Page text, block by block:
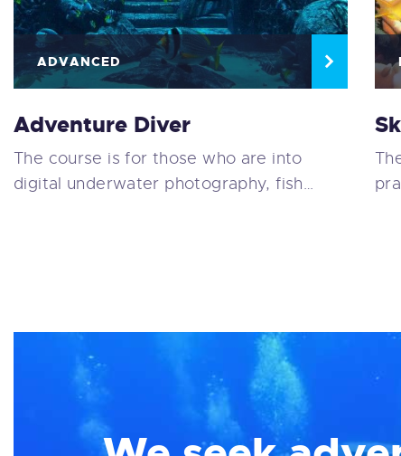
ADVANCED
Adventure Diver
The course is for those who are into
digital underwater photography, fish…